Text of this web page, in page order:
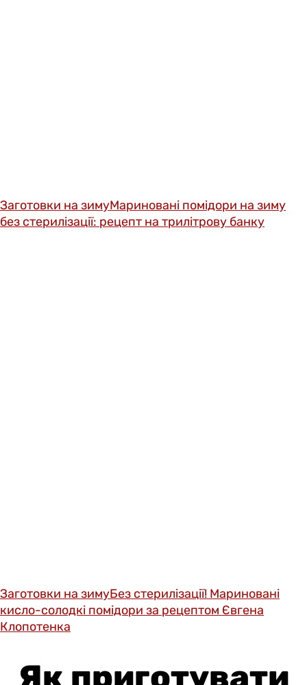
Заготовки на зимуМариновані помідори на зиму
без стерилізації: рецепт на трилітрову банку
Заготовки на зимуБез стерилізації! Мариновані
кисло-солодкі помідори за рецептом Євгена
Клопотенка
Як приготувати